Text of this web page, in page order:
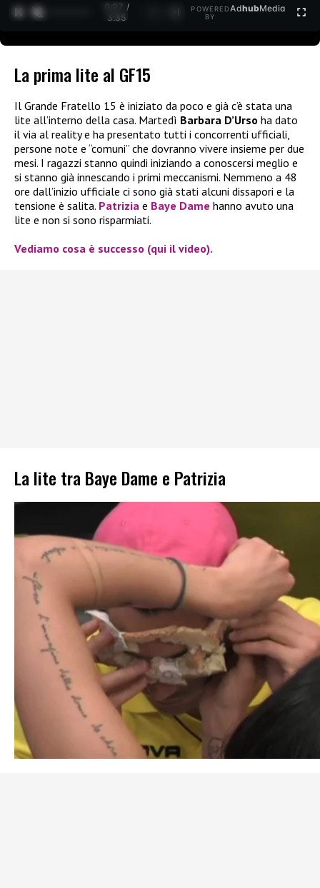
0:29 /
3:35
POWERED
BY
AdhubMedia
La prima lite al GF15
Il Grande Fratello 15 è iniziato da poco e già c’è stata una
lite all’interno della casa. Martedì Barbara D’Urso ha dato
il via al reality e ha presentato tutti i concorrenti ufficiali,
persone note e “comuni” che dovranno vivere insieme per due
mesi. I ragazzi stanno quindi iniziando a conoscersi meglio e
si stanno già innescando i primi meccanismi. Nemmeno a 48
ore dall’inizio ufficiale ci sono già stati alcuni dissapori e la
tensione è salita. Patrizia e Baye Dame hanno avuto una
lite e non si sono risparmiati.
Vediamo cosa è successo (qui il video).
La lite tra Baye Dame e Patrizia